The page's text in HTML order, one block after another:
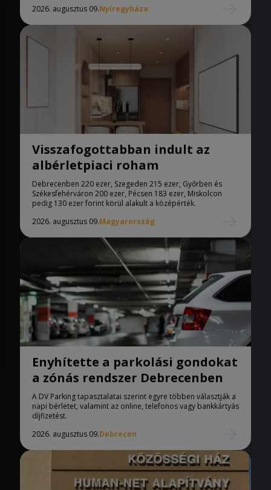
2026. augusztus 09.Nyíregyháza
Visszafogottabban indult az
albérletpiaci roham
Debrecenben 220 ezer, Szegeden 215 ezer, Győrben és
Székesfehérváron 200 ezer, Pécsen 183 ezer, Miskolcon
pedig 130 ezer forint körül alakult a középérték.
2026. augusztus 09.Magyarország
Enyhítette a parkolási gondokat
a zónás rendszer Debrecenben
A DV Parking tapasztalatai szerint egyre többen választják a
napi bérletet, valamint az online, telefonos vagy bankkártyás
díjfizetést.
2026. augusztus 09.Debrecen